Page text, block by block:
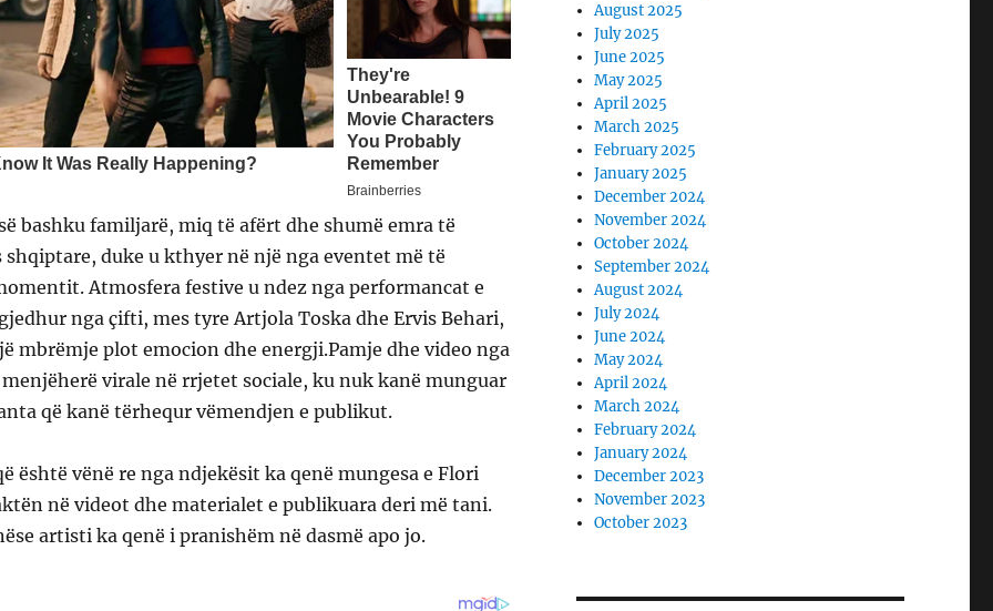
bashku familjarë, miq të afërt dhe shumë emra të
duke u kthyer në një nga eventet më të
Atmosfera festive u ndez nga performancat e
nga çifti, mes tyre Artjola Toska dhe Ervis Behari,
mbrëmje plot emocion dhe energji.Pamje dhe video nga
menjëherë virale në rrjetet sociale, ku nuk kanë munguar
që kanë tërhequr vëmendjen e publikut.
është vënë re nga ndjekësit ka qenë mungesa e Flori
në videot dhe materialet e publikuara deri më tani.
artisti ka qenë i pranishëm në dasmë apo jo.
August 2025
July 2025
June 2025
May 2025
April 2025
March 2025
February 2025
January 2025
December 2024
November 2024
October 2024
September 2024
August 2024
July 2024
June 2024
May 2024
April 2024
March 2024
February 2024
January 2024
December 2023
November 2023
October 2023